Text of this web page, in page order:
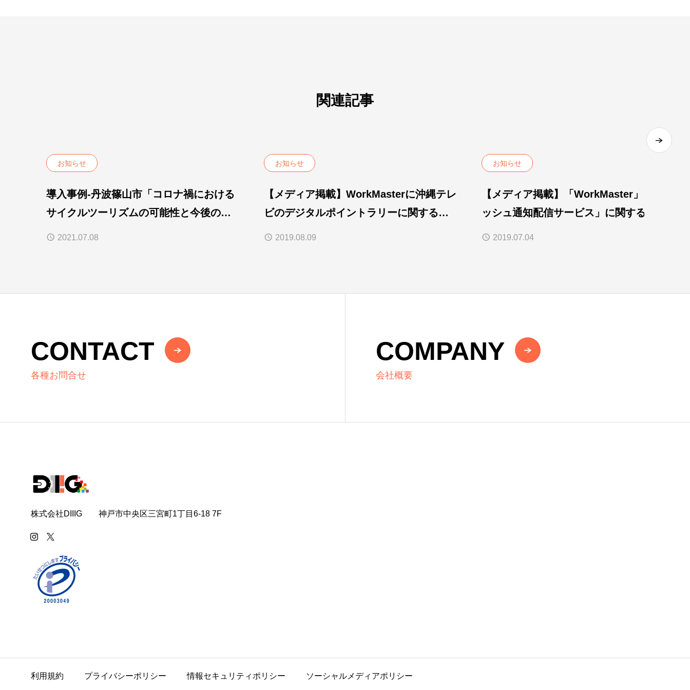
関連記事
お知らせ
導入事例-丹波篠山市「コロナ禍における
サイクルツーリズムの可能性と今後の展
望」
2021.07.08
お知らせ
【メディア掲載】WorkMasterに沖縄テレ
ビのデジタルポイントラリーに関する記
事が掲載されました
2019.08.09
お知らせ
【メディア掲載】「WorkMaster」に「プ
ッシュ通知配信サービス」に関する記事
が掲載されました
2019.07.04
CONTACT
各種お問合せ
COMPANY
会社概要
株式会社DIIIG 神戸市中央区三宮町1丁目6-18 7F
利用規約 プライバシーポリシー 情報セキュリティポリシー ソーシャルメディアポリシー